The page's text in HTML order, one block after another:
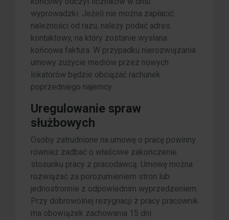
wyprowadzki. Jeżeli nie można zapłacić
należności od razu, należy podać adres
kontaktowy, na który zostanie wysłana
końcowa faktura. W przypadku nierozwiązania
umowy zużycie mediów przez nowych
lokatorów będzie obciążać rachunek
poprzedniego najemcy.
Uregulowanie spraw
służbowych
Osoby zatrudnione na umowę o pracę powinny
również zadbać o właściwe zakończenie
stosunku pracy z pracodawcą. Umowę można
rozwiązać za porozumieniem stron lub
jednostronnie z odpowiednim wyprzedzeniem.
Przy dobrowolnej rezygnacji z pracy pracownik
ma obowiązek zachowania 15 dni